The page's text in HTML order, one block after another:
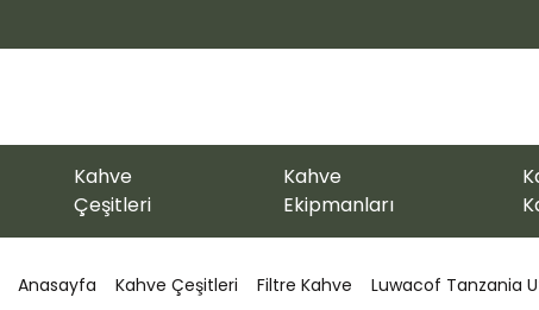
Kahve
Çeşitleri
Kahve
Ekipmanları
Anasayfa Kahve Çeşitleri Filtre Kahve Luwacof Tanzania